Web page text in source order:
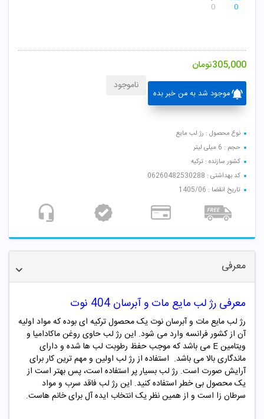
0
0
305,000تومان
موجود شد به من خبر بده
ناموجود
نوع محصول : رژ لب مایع
حجم : 6 میلی لیتر
کشور سازنده : ترکیه
کد بهداشتی : 06260482530288
تاریخ انقضا : 1405/06
معرفی
معرفی رژ لب مایع مات و آبرسان 404 نوت
رژ لب مایع مات و آبرسان نوت یک محصول ترکیه ای بوده که مواد اولیه
آن از کشور فرانسه وارد می شود. این رژ لب حاوی روغن ماکادامیا و
ویتامین E می باشد که موجب حفظ رطوبت لب ها شده و دارای
ماندگاری بالا می باشد. استفاده از رژ لب اولین و مهم ترین کار برای
آرایش صورت است. رژ لب بسیار پر استفاده است، پس بهتر است از
یک محصول بی خطر استفاده کنید. این رژ لب فاقد سرب و مواد
سرطان زا است و از همین نظر یک انتخاب ایده آل برای خانم هاست.